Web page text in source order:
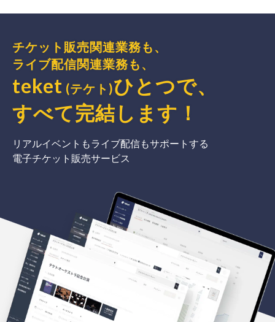
チケット販売関連業務も、
ライブ配信関連業務も、
teket (テケト)ひとつで、
すべて完結 します ！
リアルイベントもライブ配信もサポートする
電子チケット販売サービス